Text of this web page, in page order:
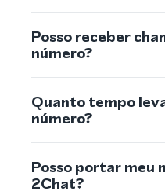
Posso receber
número?
Quanto tempo
número?
Posso portar meu
2Chat?